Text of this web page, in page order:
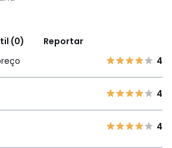
(0)
Reportar
4
4
4